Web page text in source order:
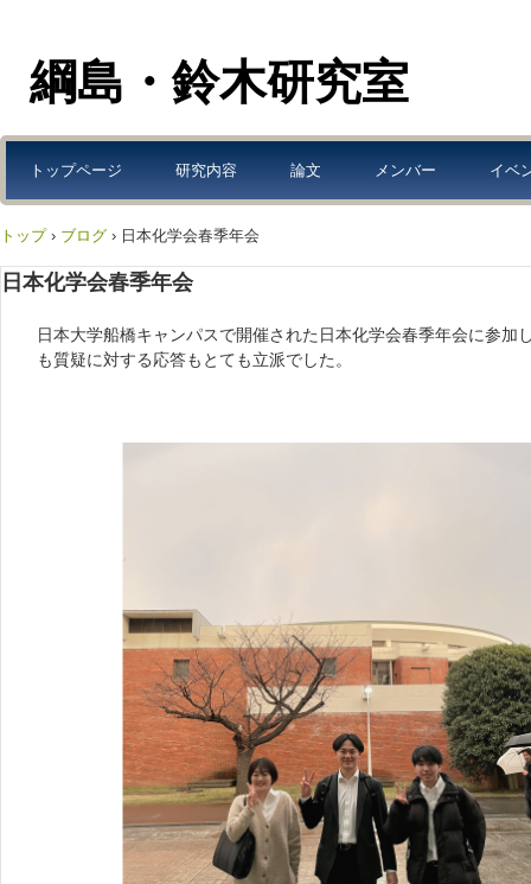
綱島・鈴木研究室
トップページ 研究内容 論文 メンバー イベ
トップ › ブログ › 日本化学会春季年会
日本化学会春季年会
日本大学船橋キャンパスで開催された日本化学会春季年会に参
も質疑に対する応答もとても立派でした。